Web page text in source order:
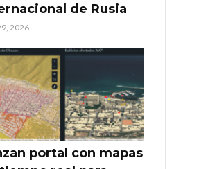
de Rusia
2026
portal con mapas